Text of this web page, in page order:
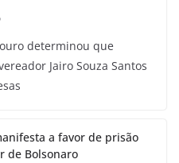
determinou que
Jairo Souza Santos
a favor de prisão
de Bolsonaro